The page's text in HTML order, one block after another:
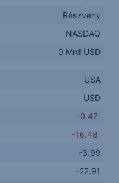
Részvény
NASDAQ
0 Mrd USD
USA
USD
-0.47
-16.48
-3.99
-22.91